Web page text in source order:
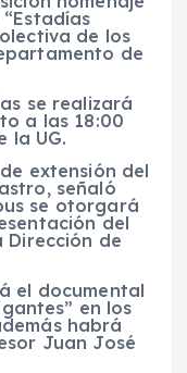
de los
de
se realizará
a las 18:00
la UG.
extensión del
señaló
se otorgará
del
Dirección de
el documental
en los
habrá
Juan José